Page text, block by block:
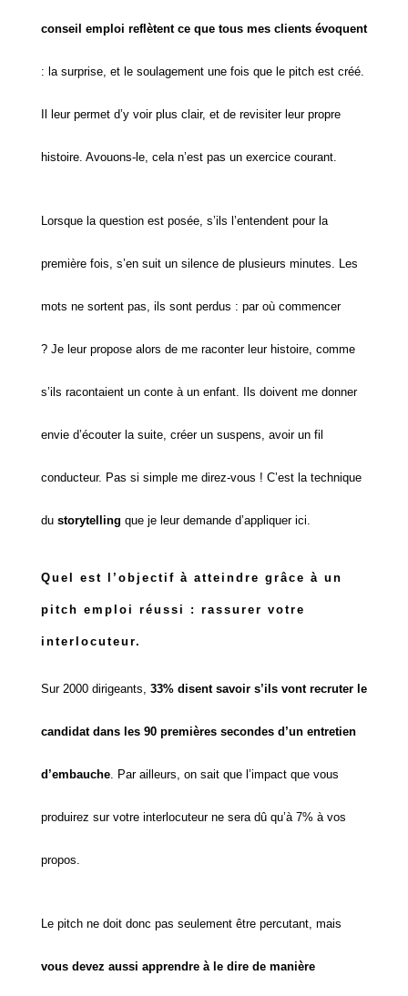
conseil emploi reflètent ce que tous mes clients évoquent
: la surprise, et le soulagement une fois que le pitch est créé.
Il leur permet d’y voir plus clair, et de revisiter leur propre
histoire. Avouons-le, cela n’est pas un exercice courant.
Lorsque la question est posée, s’ils l’entendent pour la
première fois, s’en suit un silence de plusieurs minutes. Les
mots ne sortent pas, ils sont perdus : par où commencer
? Je leur propose alors de me raconter leur histoire, comme
s’ils racontaient un conte à un enfant. Ils doivent me donner
envie d’écouter la suite, créer un suspens, avoir un fil
conducteur. Pas si simple me direz-vous ! C’est la technique
du storytelling que je leur demande d’appliquer ici.
Quel est l’objectif à atteindre grâce à un
pitch emploi réussi : rassurer votre
interlocuteur.
Sur 2000 dirigeants, 33% disent savoir s’ils vont recruter le
candidat dans les 90 premières secondes d’un entretien
d’embauche. Par ailleurs, on sait que l’impact que vous
produirez sur votre interlocuteur ne sera dû qu’à 7% à vos
propos.
Le pitch ne doit donc pas seulement être percutant, mais
vous devez aussi apprendre à le dire de manière